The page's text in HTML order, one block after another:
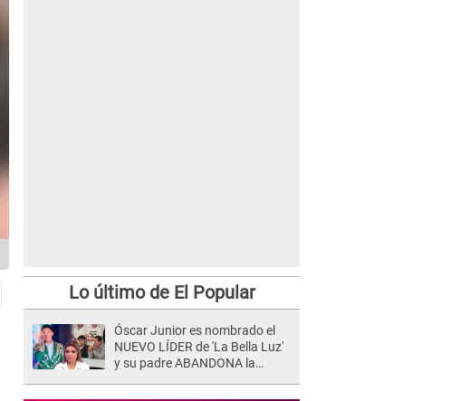
Lo último de El Popular
Óscar Junior es nombrado el
NUEVO LÍDER de 'La Bella Luz'
y su padre ABANDONA la